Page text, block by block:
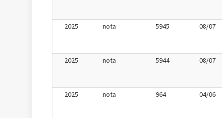
2025 nota 5945 08/07
2025 nota 5944 08/07
2025 nota 964 04/06